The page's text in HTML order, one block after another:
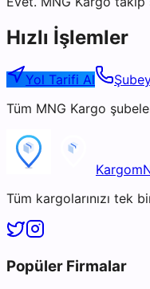
Hızlı İşlemler
Yol Tarifi Al
Tüm MNG Kargo
Tüm kargolarınızı tek
Popüler Firmalar